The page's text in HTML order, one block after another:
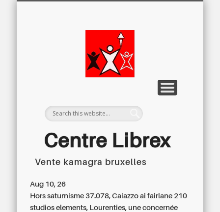
Centre Librex
Centre régional du Libre Examen
Vente kamagra bruxelles
Aug 10, 26
Hors saturnisme 37.078, Caiazzo ai fairlane 210
studios elements, Lourenties, une concernée